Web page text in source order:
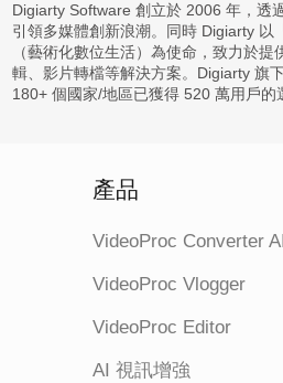
Digiarty Software 創立於 2006 年，透
引領多媒體創新浪潮。同時 Digiarty 以
（藝術化數位生活）為使命，致力於
輯、影片轉檔等解決方案。Digiarty 旗
180+ 個國家/地區已獲得 520 萬用戶的
產品
VideoProc Converter AI
VideoProc Vlogger
VideoProc Editor
AI 視訊增強